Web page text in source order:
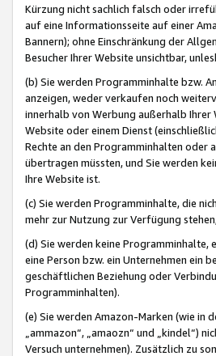
Kürzung nicht sachlich falsch oder
auf eine Informationsseite auf einer
Bannern); ohne Einschränkung der
Besucher Ihrer Website unsichtbar,
(b) Sie werden Programminhalte bzw.
anzeigen, weder verkaufen noch
innerhalb von Werbung außerhalb
Website oder einem Dienst
Rechte an den Programminhalten oder
übertragen müssten, und Sie werden
Ihre Website ist.
(c) Sie werden Programminhalte, die
mehr zur Nutzung zur Verfügung
(d) Sie werden keine Programminhalte,
eine Person bzw. ein Unternehmen ein
geschäftlichen Beziehung oder
Programminhalten).
(e) Sie werden Amazon-Marken (wie in
„ammazon“, „amaozn“ und „kindel“)
Versuch unternehmen). Zusätzlich zu